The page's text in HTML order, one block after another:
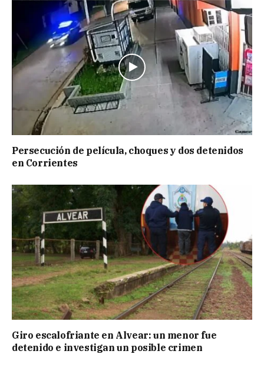
Persecución de película, choques y dos detenidos
en Corrientes
Giro escalofriante en Alvear: un menor fue
detenido e investigan un posible crimen